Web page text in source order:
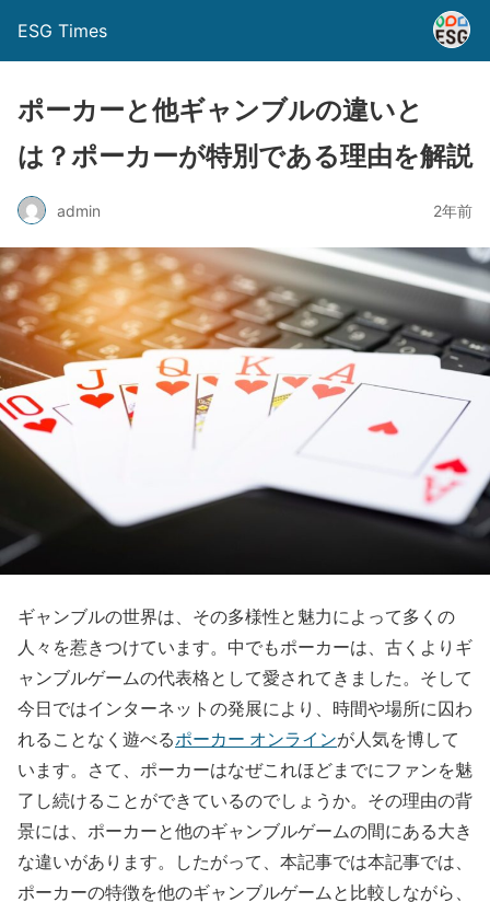
ESG Times
ポーカーと他ギャンブルの違いと
は？ポーカーが特別である理由を解説
admin 2年前
ギャンブルの世界は、その多様性と魅力によって多くの
人々を惹きつけています。中でもポーカーは、古くよりギ
ャンブルゲームの代表格として愛されてきました。そして
今日ではインターネットの発展により、時間や場所に囚わ
れることなく遊べるポーカー オンラインが人気を博して
います。さて、ポーカーはなぜこれほどまでにファンを魅
了し続けることができているのでしょうか。その理由の背
景には、ポーカーと他のギャンブルゲームの間にある大き
な違いがあります。したがって、本記事では本記事では、
ポーカーの特徴を他のギャンブルゲームと比較しながら、